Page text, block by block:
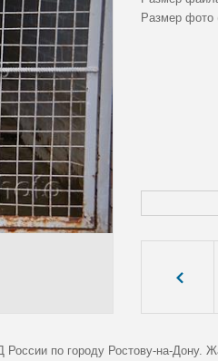
Размер фото
по городу Ростову-на-Дону.